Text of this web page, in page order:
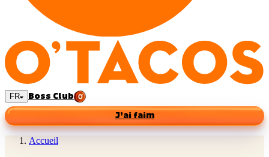
FR
Boss Club
J’ai faim
Accueil